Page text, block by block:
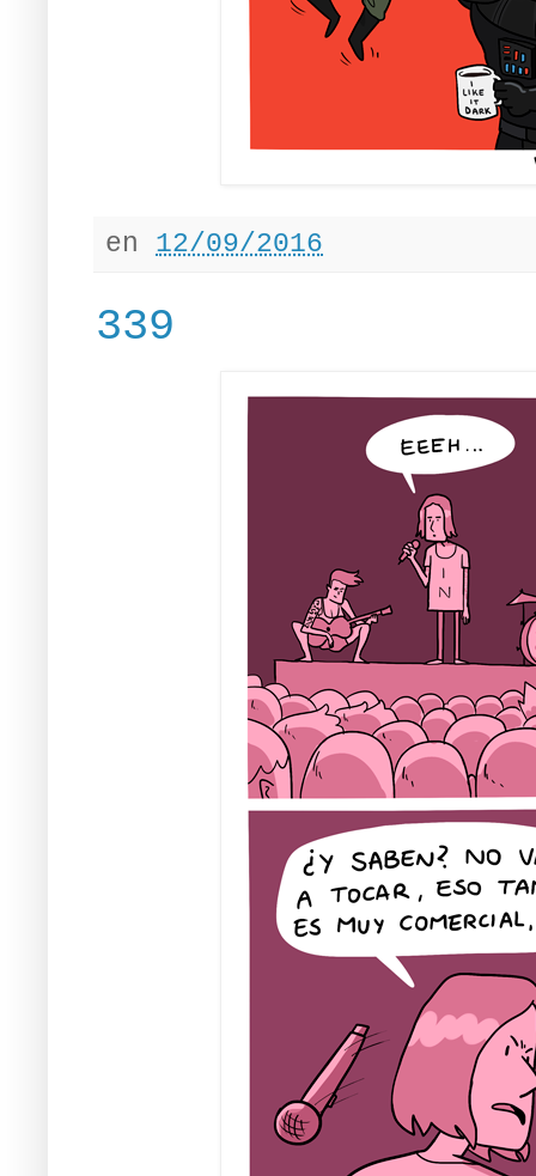
en 12/09/2016
339